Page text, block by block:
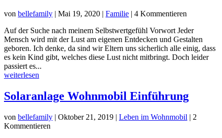
von bellefamily | Mai 19, 2020 | Familie | 4 Kommentieren
Auf der Suche nach meinem Selbstwertgefühl Vorwort Jeder
Mensch wird mit der Lust am eigenen Entdecken und Gestalten
geboren. Ich denke, da sind wir Eltern uns sicherlich alle einig, dass
es kein Kind gibt, welches diese Lust nicht mitbringt. Doch leider
passiert es...
weiterlesen
Solaranlage Wohnmobil Einführung
von bellefamily | Oktober 21, 2019 | Leben im Wohnmobil | 2
Kommentieren